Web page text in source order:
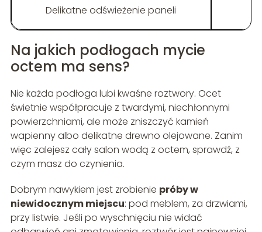
Delikatne odświeżenie paneli
Na jakich podłogach mycie
octem ma sens?
Nie każda podłoga lubi kwaśne roztwory. Ocet
świetnie współpracuje z twardymi, niechłonnymi
powierzchniami, ale może zniszczyć kamień
wapienny albo delikatne drewno olejowane. Zanim
więc zalejesz cały salon wodą z octem, sprawdź, z
czym masz do czynienia.
Dobrym nawykiem jest zrobienie próby w
niewidocznym miejscu: pod meblem, za drzwiami,
przy listwie. Jeśli po wyschnięciu nie widać